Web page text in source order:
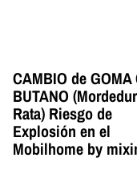
CAMBIO de GOMA
BUTANO
Rata) Riesgo de
Explosión en el
Mobilhome by